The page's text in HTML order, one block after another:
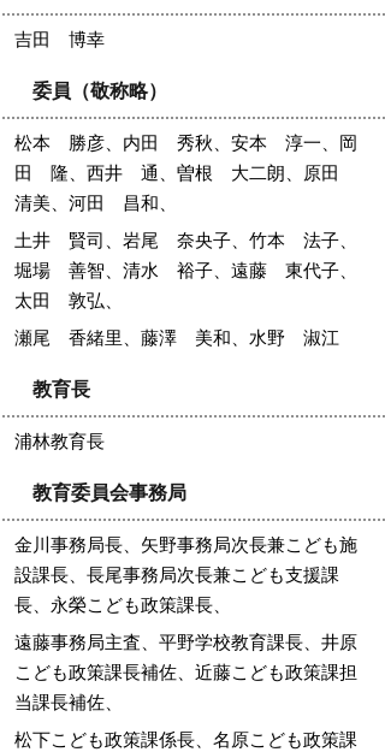
吉田 博幸
委員（敬称略）
松本 勝彦、内田 秀秋、安本 淳一、岡
田 隆、西井 通、曽根 大二朗、原田
清美、河田 昌和、
土井 賢司、岩尾 奈央子、竹本 法子、
堀場 善智、清水 裕子、遠藤 東代子、
太田 敦弘、
瀬尾 香緒里、藤澤 美和、水野 淑江
教育長
浦林教育長
教育委員会事務局
金川事務局長、矢野事務局次長兼こども施
設課長、 長尾事務局次長兼こども支援課
長、永榮こども政策課長、
遠藤事務局主査、平野学校教育課長、井原
こども政策課長補佐、近藤こども政策課担
当課長補佐、
松下こども政策課係長、名原こども政策課